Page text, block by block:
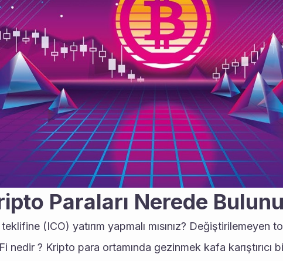
Paraları Nerede
(ICO) yatırım yapmalı mısınız? Değiştirilemeyen
nedir ? Kripto para ortamında gezinmek kafa karıştırıcı